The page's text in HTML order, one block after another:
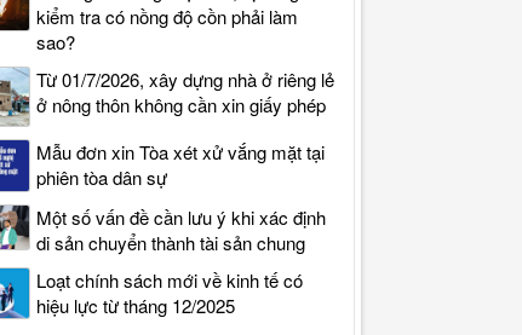
kiểm tra có nồng độ cồn phải làm
sao?
Từ 01/7/2026, xây dựng nhà ở riêng lẻ
ở nông thôn không cần xin giấy phép
Mẫu đơn xin Tòa xét xử vắng mặt tại
phiên tòa dân sự
Một số vấn đề cần lưu ý khi xác định
di sản chuyển thành tài sản chung
Loạt chính sách mới về kinh tế có
hiệu lực từ tháng 12/2025